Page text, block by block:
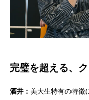
完璧を超える、
酒井： 美大生特有の特徴